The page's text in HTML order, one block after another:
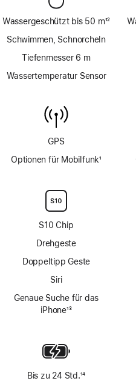
Wassergeschützt bis 50 m12
Schwimmen, Schnorcheln
Tiefenmesser 6 m
Wassertemperatur Sensor
GPS
Optionen für Mobilfunk1
S10 Chip
Drehgeste
Doppeltipp Geste
Siri
Genaue Suche für das
iPhone13
Bis zu 24 Std.14